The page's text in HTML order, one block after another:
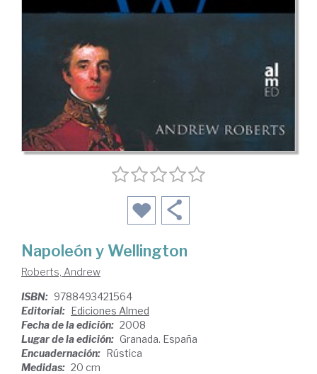
Napoleón y Wellington
Roberts, Andrew
ISBN: 9788493421564
Editorial: Ediciones Almed
Fecha de la edición: 2008
Lugar de la edición: Granada. España
Encuadernación: Rústica
Medidas: 20 cm